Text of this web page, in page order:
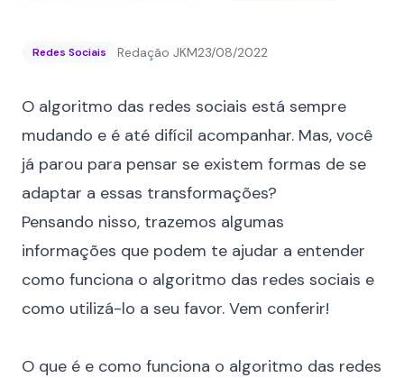
Redes Sociais Redação JKM23/08/2022
O algoritmo das redes sociais está sempre
mudando e é até difícil acompanhar. Mas, você
já parou para pensar se existem formas de se
adaptar a essas transformações?
Pensando nisso, trazemos algumas
informações que podem te ajudar a entender
como funciona o algoritmo das redes sociais e
como utilizá-lo a seu favor. Vem conferir!
O que é e como funciona o algoritmo das redes